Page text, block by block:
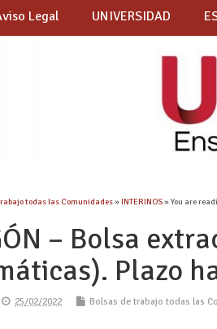
Legal UNIVERSIDAD
todas las Comunidades»INTERINOS» You are
– Bolsa
Plazo
25/02/2022 Bolsas de trabajo todas las